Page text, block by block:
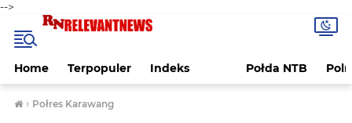
-->
Home Terpopuler Indeks Połda NTB
› Połres Karawang